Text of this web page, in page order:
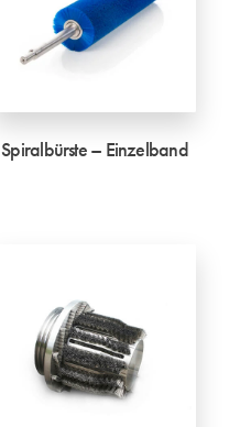
Spiralbürste – Einzelband